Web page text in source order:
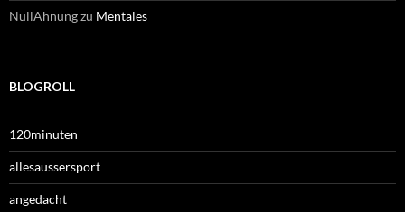
NullAhnungzu Mentales
BLOGROLL
120minuten
allesaussersport
angedacht